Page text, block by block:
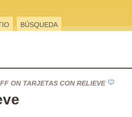
BÚSQUEDA
ON TARJETAS CON RELIEVE